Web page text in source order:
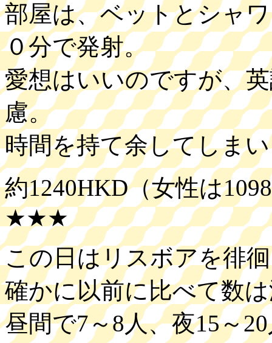
部屋は、ベットとシャ
０分で発射。
愛想はいいのですが、
慮。
時間を持て余してしま
約1240HKD（女性は
★★★
この日はリスボアを徘
確かに以前に比べて数
昼間で7～8人、夜15～